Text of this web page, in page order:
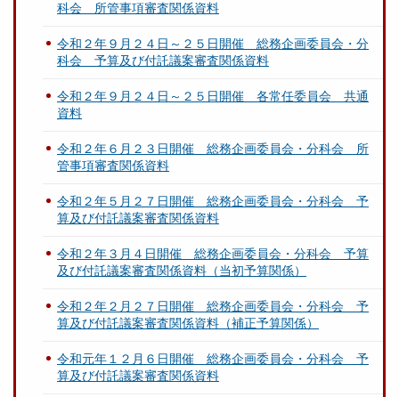
科会 所管事項審査関係資料
令和２年９月２４日～２５日開催 総務企画委員会・分
科会 予算及び付託議案審査関係資料
令和２年９月２４日～２５日開催 各常任委員会 共通
資料
令和２年６月２３日開催 総務企画委員会・分科会 所
管事項審査関係資料
令和２年５月２７日開催 総務企画委員会・分科会 予
算及び付託議案審査関係資料
令和２年３月４日開催 総務企画委員会・分科会 予算
及び付託議案審査関係資料（当初予算関係）
令和２年２月２７日開催 総務企画委員会・分科会 予
算及び付託議案審査関係資料（補正予算関係）
令和元年１２月６日開催 総務企画委員会・分科会 予
算及び付託議案審査関係資料